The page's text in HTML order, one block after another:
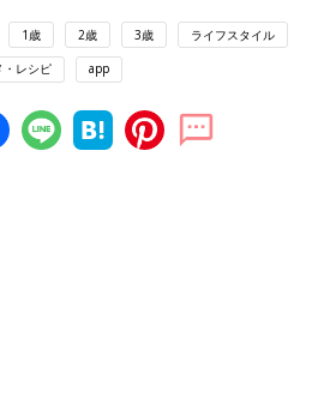
1歳 2歳 3歳 ライフスタイル
レシピ app